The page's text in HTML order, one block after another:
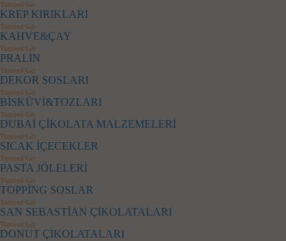
Tümünü Gör
KREP KIRIKLARI
Tümünü Gör
KAHVE&ÇAY
Tümünü Gör
PRALİN
Tümünü Gör
DEKOR SOSLARI
Tümünü Gör
BİSKÜVİ&TOZLARI
Tümünü Gör
DUBAİ ÇİKOLATA MALZEMELERİ
Tümünü Gör
SICAK İÇECEKLER
Tümünü Gör
PASTA JÖLELERİ
Tümünü Gör
TOPPİNG SOSLAR
Tümünü Gör
SAN SEBASTİAN ÇİKOLATALARI
Tümünü Gör
DONUT ÇİKOLATALARI